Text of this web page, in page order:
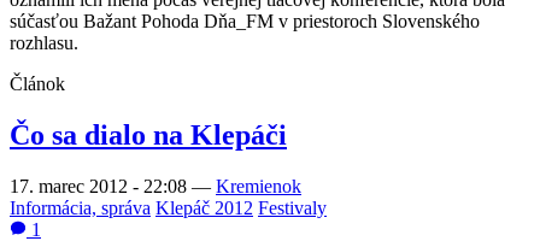
súčasťou Bažant Pohoda Dňa_FM v priestoroch Slovenského
rozhlasu.
Článok
Čo sa dialo na Klepáči
17. marec 2012 - 22:08 — Kremienok
Informácia, správa Klepáč 2012 Festivaly
1